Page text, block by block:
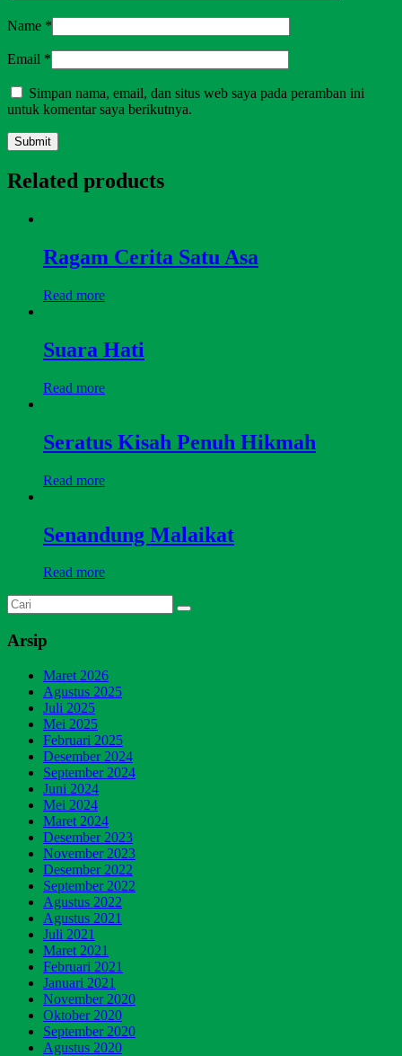
Name *
Email *
Simpan nama, email, dan situs web saya pada peramban ini
untuk komentar saya berikutnya.
Related products
Ragam Cerita Satu Asa
Read more
Suara Hati
Read more
Seratus Kisah Penuh Hikmah
Read more
Senandung Malaikat
Read more
Arsip
Maret 2026
Agustus 2025
Juli 2025
Mei 2025
Februari 2025
Desember 2024
September 2024
Juni 2024
Mei 2024
Maret 2024
Desember 2023
November 2023
Desember 2022
September 2022
Agustus 2022
Agustus 2021
Juli 2021
Maret 2021
Februari 2021
Januari 2021
November 2020
Oktober 2020
September 2020
Agustus 2020